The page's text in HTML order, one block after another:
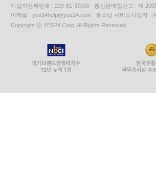
사업자등록번호 : 229-81-37000 통신판매업신고 : 제
이메일 : yes24help@yes24.com 호스팅 서비스사업자 :
Copyright ⓒ YES24 Corp. All Rights Reserved.